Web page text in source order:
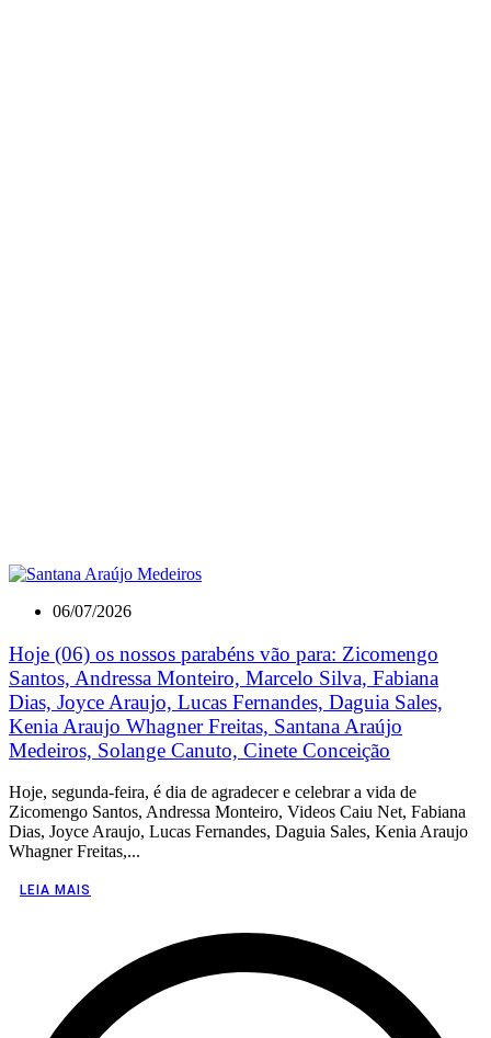
06/07/2026
Hoje (06) os nossos parabéns vão para: Zicomengo
Santos, Andressa Monteiro, Marcelo Silva, Fabiana
Dias, Joyce Araujo, Lucas Fernandes, Daguia Sales,
Kenia Araujo Whagner Freitas, Santana Araújo
Medeiros, Solange Canuto, Cinete Conceição
Hoje, segunda-feira, é dia de agradecer e celebrar a vida de
Zicomengo Santos, Andressa Monteiro, Videos Caiu Net, Fabiana
Dias, Joyce Araujo, Lucas Fernandes, Daguia Sales, Kenia Araujo
Whagner Freitas,...
LEIA MAIS